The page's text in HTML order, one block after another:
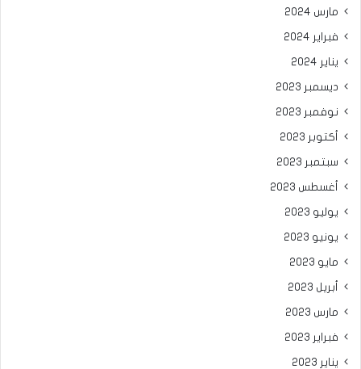
مارس 2024
فبراير 2024
يناير 2024
ديسمبر 2023
نوفمبر 2023
أكتوبر 2023
سبتمبر 2023
أغسطس 2023
يوليو 2023
يونيو 2023
مايو 2023
أبريل 2023
مارس 2023
فبراير 2023
يناير 2023